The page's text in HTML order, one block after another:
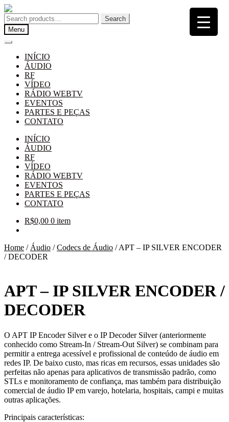
Pular
para
navegação
Pular
para
o
conteúdo
Search
for:
Search
Menu
INÍCIO
ÁUDIO
RF
VÍDEO
RÁDIO WEBTV
EVENTOS
PARTES E PEÇAS
CONTATO
INÍCIO
ÁUDIO
RF
VÍDEO
RÁDIO WEBTV
EVENTOS
PARTES E PEÇAS
CONTATO
R$0,00 0 item
Home / Áudio /Codecs de Áudio /APT – IP SILVER ENCODER
/ DECODER
APT – IP SILVER ENCODER /
DECODER
O APT IP Encoder Silver e o IP Decoder Silver (anteriormente
conhecido como Stream-In / Stream-Out Silver) se combinam para
permitir a entrega acessível e profissional de conteúdo de áudio em
redes IP. De baixo custo, mas ricas em recursos, essas unidades são
perfeitas não apenas para aplicativos de transmissão padrão, como
STLs e monitoramento de confiança, mas também para distribuição
comercial de áudio IP em varejo, hotelaria, hospitais, campi e muitas
outras aplicações.
Principais características: